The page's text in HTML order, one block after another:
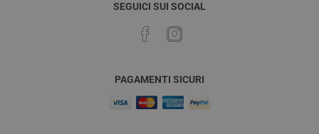
SEGUICI SUI SOCIAL
PAGAMENTI SICURI